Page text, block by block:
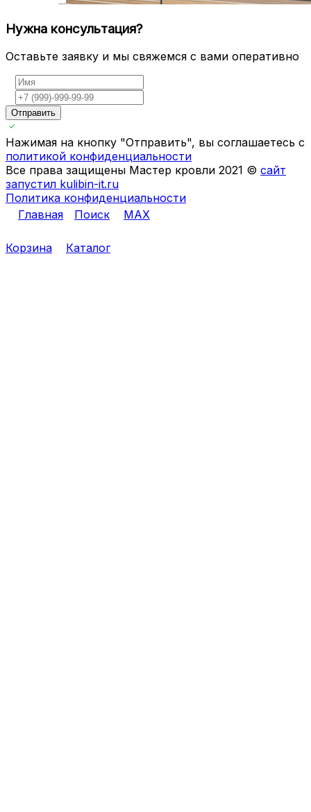
Нужна консультация?
Оставьте заявку и мы свяжемся с вами оперативно
Отправить
Нажимая на кнопку "Отправить", вы соглашаетесь с
политикой конфиденциальности
Все права защищены Мастер кровли 2021 © сайт
запустил kulibin-it.ru
Политика конфиденциальности
Главная
Поиск MAX
Корзина Каталог